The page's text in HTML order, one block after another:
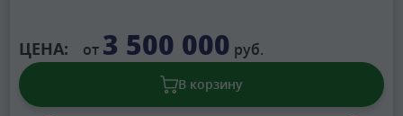
ЦЕНА: от 3 500 000 руб.
В корзину